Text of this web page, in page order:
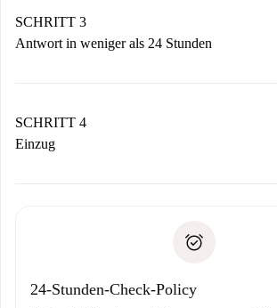
Denk daran, dass wir dich erst belasten,
Vermieter zustimmt.
SCHRITT 3
Antwort in weniger als 24 Stunden
stellen den Kontakt her.
Wenn der Vermieter ablehnen muss,
SCHRITT 4
Einzug
24-Stunden-Check-Policy